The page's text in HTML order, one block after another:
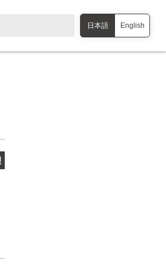
日本語 English